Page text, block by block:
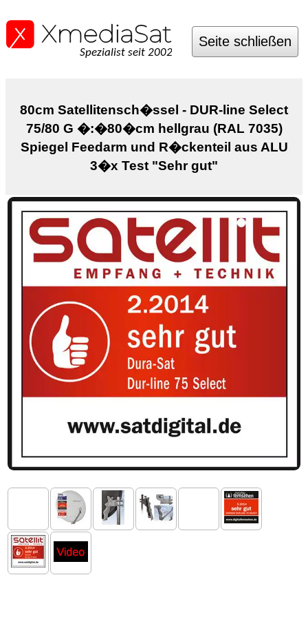
Spezialist seit 2002
Seite schließen
80cm Satellitensch�ssel - DUR-line Select
75/80 G �:�80�cm hellgrau (RAL 7035)
Spiegel Feedarm und R�ckenteil aus ALU
3�x Test "Sehr gut"